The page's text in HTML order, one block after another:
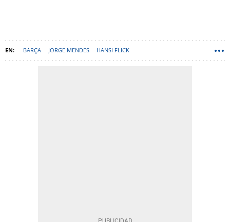
BARÇA JORGE MENDES HANSI FLICK